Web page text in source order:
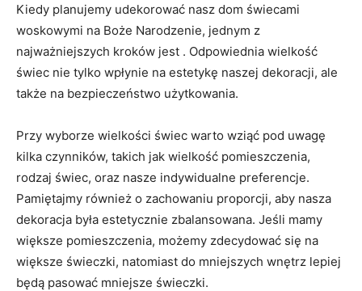
Kiedy planujemy udekorować nasz dom świecami
woskowymi ‌na Boże Narodzenie, ‍jednym ​z
najważniejszych kroków jest . Odpowiednia wielkość
świec⁤ nie tylko wpłynie na ⁤estetykę naszej ⁣dekoracji, ‍ale‌
także⁤ na bezpieczeństwo ‌użytkowania.
Przy wyborze wielkości świec warto wziąć​ pod uwagę
kilka czynników, takich⁢ jak wielkość pomieszczenia,
rodzaj świec, oraz nasze indywidualne ‍preferencje.⁢
Pamiętajmy ‌również o zachowaniu proporcji,‍ aby nasza
dekoracja była estetycznie​ zbalansowana. Jeśli mamy
większe pomieszczenia, możemy zdecydować się na
większe świeczki, natomiast ‍do mniejszych wnętrz‍ lepiej
będą ⁣pasować mniejsze świeczki.